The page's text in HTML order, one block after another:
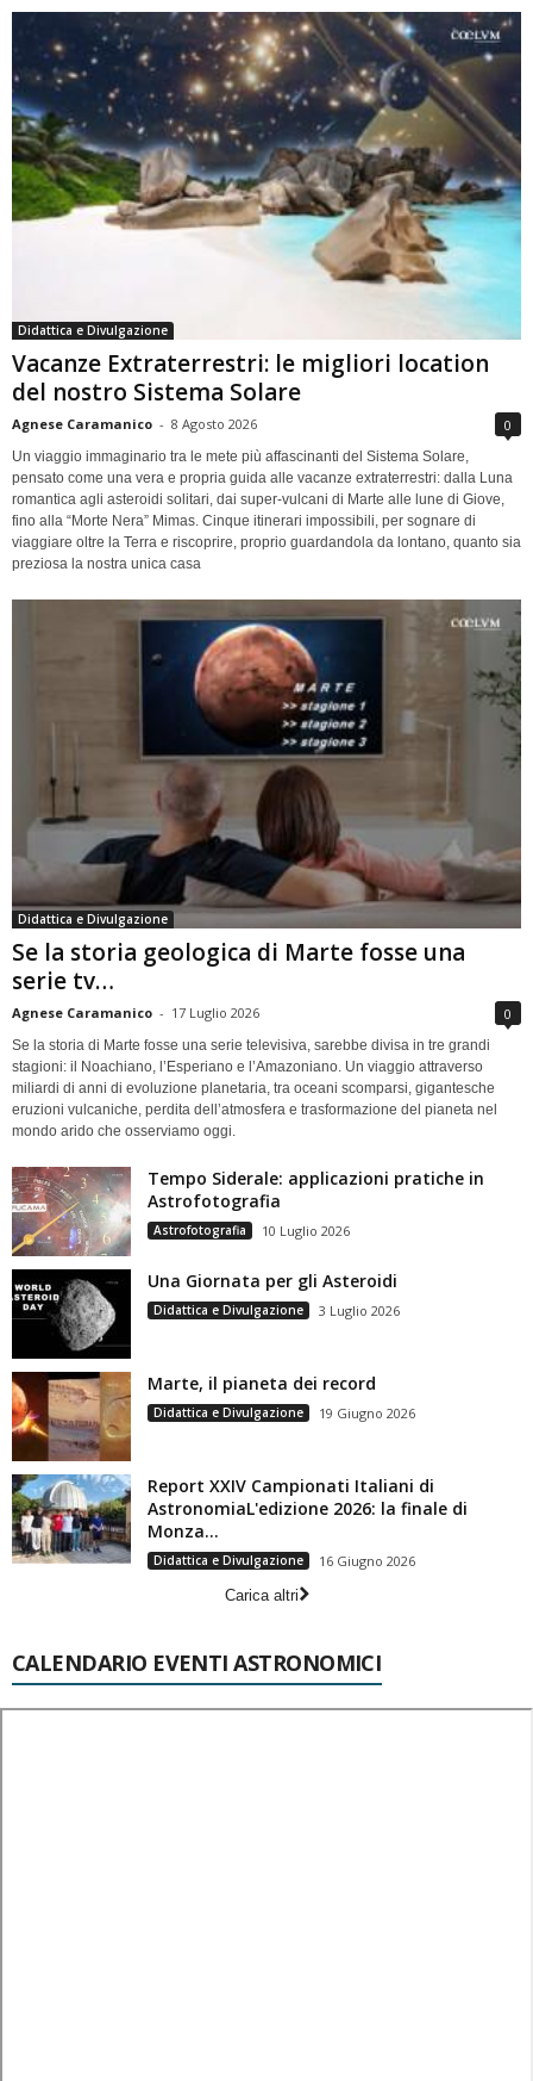
Didattica e Divulgazione
Vacanze Extraterrestri: le migliori location
del nostro Sistema Solare
Agnese Caramanico - 8 Agosto 2026 0
Un viaggio immaginario tra le mete più affascinanti del Sistema Solare,
pensato come una vera e propria guida alle vacanze extraterrestri: dalla Luna
romantica agli asteroidi solitari, dai super-vulcani di Marte alle lune di Giove,
fino alla “Morte Nera” Mimas. Cinque itinerari impossibili, per sognare di
viaggiare oltre la Terra e riscoprire, proprio guardandola da lontano, quanto sia
preziosa la nostra unica casa
Didattica e Divulgazione
Se la storia geologica di Marte fosse una
serie tv…
Agnese Caramanico - 17 Luglio 2026 0
Se la storia di Marte fosse una serie televisiva, sarebbe divisa in tre grandi
stagioni: il Noachiano, l’Esperiano e l’Amazoniano. Un viaggio attraverso
miliardi di anni di evoluzione planetaria, tra oceani scomparsi, gigantesche
eruzioni vulcaniche, perdita dell’atmosfera e trasformazione del pianeta nel
mondo arido che osserviamo oggi.
Tempo Siderale: applicazioni pratiche in
Astrofotografia
Astrofotografia 10 Luglio 2026
Una Giornata per gli Asteroidi
Didattica e Divulgazione 3 Luglio 2026
Marte, il pianeta dei record
Didattica e Divulgazione 19 Giugno 2026
Report XXIV Campionati Italiani di
AstronomiaL'edizione 2026: la finale di
Monza...
Didattica e Divulgazione
16 Giugno 2026
Carica altri
CALENDARIO EVENTI ASTRONOMICI